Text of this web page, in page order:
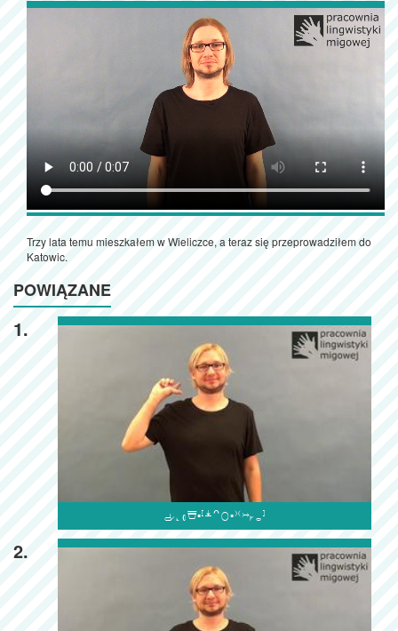
Trzy lata temu mieszkałem w Wieliczce, a teraz się przeprowadziłem do
Katowic.
POWIĄZANE
1.

2.